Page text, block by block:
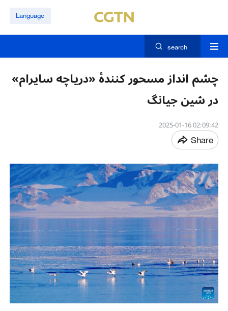
Language
search
چشم انداز مسحور کنندهٔ «دریاچه سایرام»
در شین جیانگ
02:09:42 2025-01-16
Share